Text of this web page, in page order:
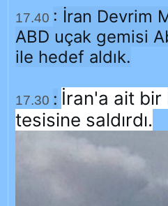
17.40 : İran Devrim
ABD uçak gemisi
ile hedef aldık.
17.30 : İran'a ait bir
tesisine saldırdı.